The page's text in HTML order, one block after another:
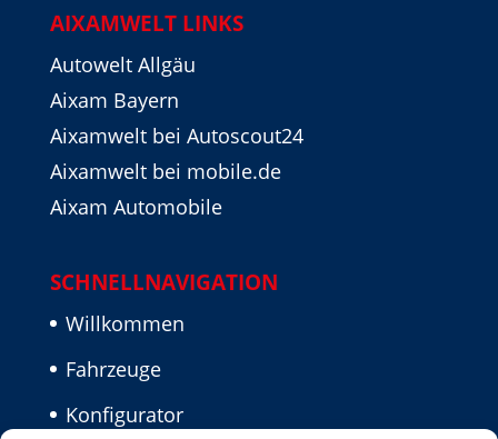
AIXAMWELT LINKS
Autowelt Allgäu
Aixam Bayern
Aixamwelt bei Autoscout24
Aixamwelt bei mobile.de
Aixam Automobile
SCHNELLNAVIGATION
Willkommen
Fahrzeuge
Konfigurator